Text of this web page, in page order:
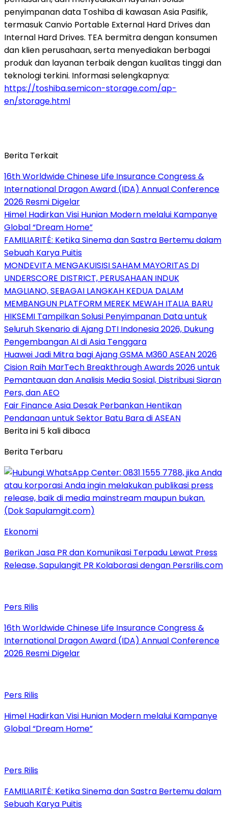
penyimpanan data Toshiba di kawasan Asia Pasifik,
termasuk Canvio Portable External Hard Drives dan
Internal Hard Drives. TEA bermitra dengan konsumen
dan klien perusahaan, serta menyediakan berbagai
produk dan layanan terbaik dengan kualitas tinggi dan
teknologi terkini. Informasi selengkapnya:
https://toshiba.semicon-storage.com/ap-
en/storage.html
Berita Terkait
16th Worldwide Chinese Life Insurance Congress &
International Dragon Award (IDA) Annual Conference
2026 Resmi Digelar
Himel Hadirkan Visi Hunian Modern melalui Kampanye
Global “Dream Home”
FAMILIARITÉ: Ketika Sinema dan Sastra Bertemu dalam
Sebuah Karya Puitis
MONDEVITA MENGAKUISISI SAHAM MAYORITAS DI
UNDERSCORE DISTRICT, PERUSAHAAN INDUK
MAGLIANO, SEBAGAI LANGKAH KEDUA DALAM
MEMBANGUN PLATFORM MEREK MEWAH ITALIA BARU
HIKSEMI Tampilkan Solusi Penyimpanan Data untuk
Seluruh Skenario di Ajang DTI Indonesia 2026, Dukung
Pengembangan AI di Asia Tenggara
Huawei Jadi Mitra bagi Ajang GSMA M360 ASEAN 2026
Cision Raih MarTech Breakthrough Awards 2026 untuk
Pemantauan dan Analisis Media Sosial, Distribusi Siaran
Pers, dan AEO
Fair Finance Asia Desak Perbankan Hentikan
Pendanaan untuk Sektor Batu Bara di ASEAN
Berita ini 5 kali dibaca
Berita Terbaru
Ekonomi
Berikan Jasa PR dan Komunikasi Terpadu Lewat Press
Release, Sapulangit PR Kolaborasi dengan Persrilis.com
Pers Rilis
16th Worldwide Chinese Life Insurance Congress &
International Dragon Award (IDA) Annual Conference
2026 Resmi Digelar
Pers Rilis
Himel Hadirkan Visi Hunian Modern melalui Kampanye
Global “Dream Home”
Pers Rilis
FAMILIARITÉ: Ketika Sinema dan Sastra Bertemu dalam
Sebuah Karya Puitis